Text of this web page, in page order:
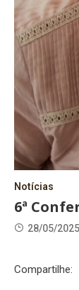
Notícias
6ª
28/05/2025
Compartilhe: